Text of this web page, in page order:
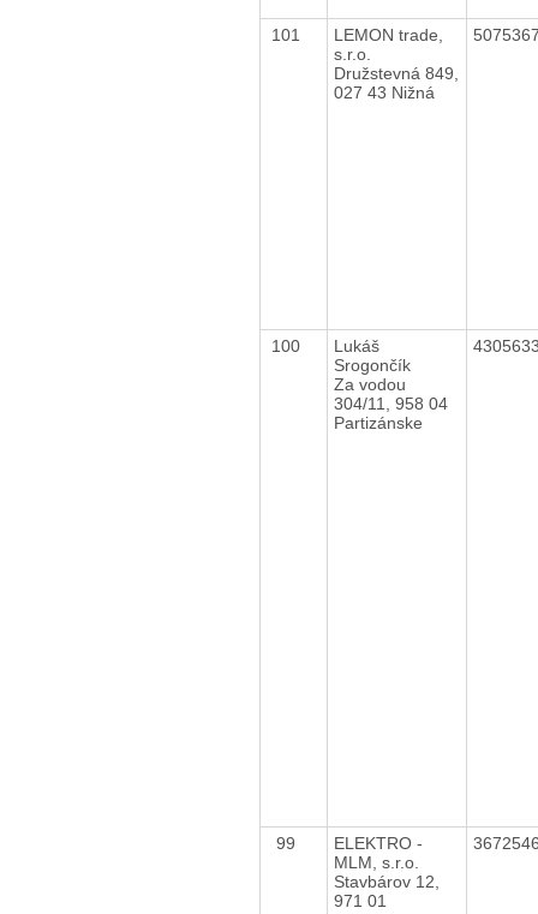
101
LEMON trade,
s.r.o.
Družstevná 849,
027 43 Nižná
100
Lukáš
Srogončík
Za vodou
304/11, 958 04
Partizánske
99
ELEKTRO -
MLM, s.r.o.
Stavbárov 12,
971 01